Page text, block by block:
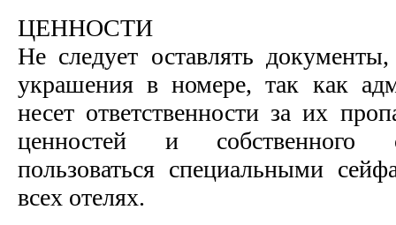
ЦЕННОСТИ
Не следует оставлять
украшения в номере, так как
несет ответственности за их
ценностей и собственного
пользоваться специальными
всех отелях.